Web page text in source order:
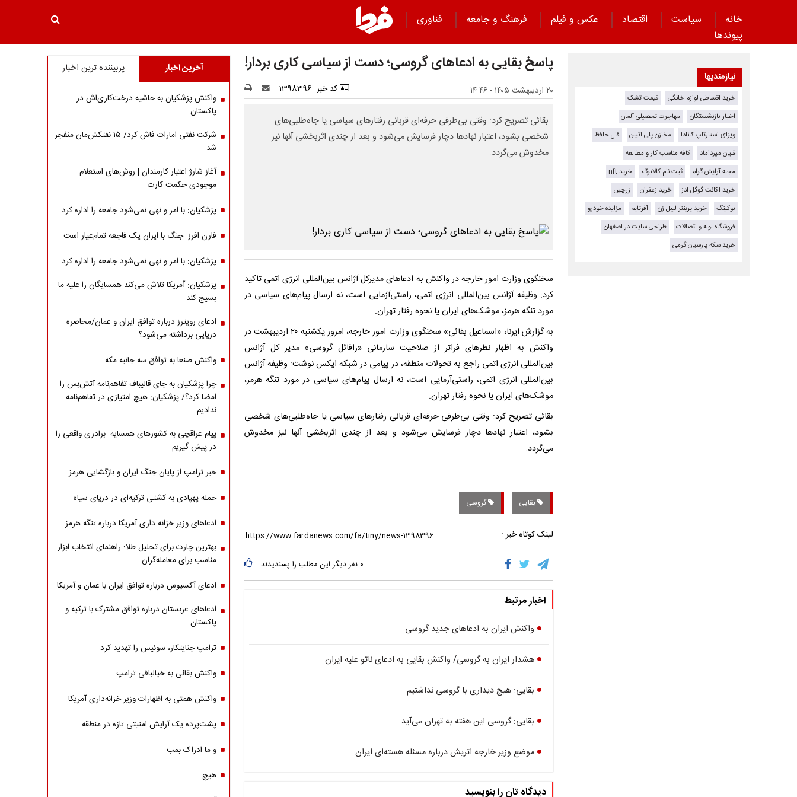
خانه سیاست اقتصاد عکس و فیلم فرهنگ و جامعه
فناوری
پیوند‌ها
پاسخ بقایی به ادعاهای گروسی؛ دست از سیاسی کاری بردار!
۲۰ اردیبهشت ۱۴۰۵ - ۱۴:۴۶ کد خبر: 1398396
بقائی تصریح کرد: وقتی بی‌طرفی حرفه‌ای قربانی رفتارهای سیاسی یا جاه‌طلبی‌های
شخصی بشود، اعتبار نهادها دچار فرسایش می‌شود و بعد از چندی اثربخشی آنها نیز
مخدوش می‌گردد.
سخنگوی وزارت امور خارجه در واکنش به ادعاهای مدیرکل آژانس بین‌المللی انرژی اتمی تاکید
کرد: وظیفه آژانس بین‌المللی انرژی اتمی، راستی‌آزمایی است، نه ارسال پیام‌های سیاسی در
مورد تنگه هرمز، موشک‌های ایران یا نحوه رفتار تهران.
به گزارش ایرنا، «اسماعیل بقائی» سخنگوی وزارت امور خارجه، امروز یکشنبه ۲۰ اردیبهشت در
واکنش به اظهار نظرهای فراتر از صلاحیت سازمانی «رافائل گروسی» مدیر کل آژانس
بین‌المللی انرژی اتمی راجع به تحولات منطقه، در پیامی در شبکه ایکس نوشت: وظیفه آژانس
بین‌المللی انرژی اتمی، راستی‌آزمایی است، نه ارسال پیام‌های سیاسی در مورد تنگه هرمز،
موشک‌های ایران یا نحوه رفتار تهران.
بقائی تصریح کرد: وقتی بی‌طرفی حرفه‌ای قربانی رفتارهای سیاسی یا جاه‌طلبی‌های شخصی
بشود، اعتبار نهادها دچار فرسایش می‌شود و بعد از چندی اثربخشی آنها نیز مخدوش
می‌گردد.
بقایی گروسی
لینک کوتاه خبر :
۰ نفر دیگر این مطلب را پسندیدند
اخبار مرتبط
واکنش ایران به ادعاهای جدید گروسی
هشدار ایران به گروسی/ واکنش بقایی به ادعای ناتو علیه ایران
بقایی: هیچ دیداری با گروسی نداشتیم
بقایی: گروسی این هفته به تهران می‌آید
موضع وزیر خارجه اتریش درباره مسئله هسته‌ای ایران
دیدگاه تان را بنویسید
نیازمندیها
خرید اقساطی لوازم خانگی
قیمت تشک
اخبار بازنشستگان
مهاجرت تحصیلی آلمان
ویزای استارتاپ کانادا
مخازن پلی اتیلن
فال حافظ
قلیان میرداماد
کافه مناسب کار و مطالعه
مجله آرایش گرام
ثبت نام کالابرگ
خرید nft
خرید اکانت گوگل ادز
خرید زعفران
زرچین
بوکینگ
خرید پرینتر لیبل زن آفرتایم
مزایده خودرو
فروشگاه لوله و اتصالات
طراحی سایت در اصفهان
خرید سکه پارسیان گرمی
آخرین اخبار پربیننده ترین اخبار
واکنش پزشکیان به حاشیه درخت‌کاری‌اش در
پاکستان
شرکت نفتی امارات فاش کرد/ ۱۵ نفتکش‌مان منفجر
شد
آغاز شارژ اعتبار کارمندان | روش‌های استعلام
موجودی حکمت کارت
پزشکیان: با امر و نهی نمی‌شود جامعه را اداره کرد
فارن افرز: جنگ با ایران یک فاجعه تمام‌عیار است
پزشکیان: با امر و نهی نمی‌شود جامعه را اداره کرد
پزشکیان: آمریکا تلاش می‌کند همسایگان را علیه ما
بسیج کند
ادعای رویترز درباره توافق ایران و عمان/محاصره
دریایی برداشته می‌شود؟
واکنش صنعا به توافق سه جانبه مکه
چرا پزشکیان به جای قالیباف تفاهم‌نامه آتش‌بس را
امضا کرد؟/ پزشکیان: هیچ امتیازی در تفاهم‌نامه
ندادیم
پیام عراقچی به کشورهای همسایه: برادری واقعی را
در پیش گیریم
خبر ترامپ از پایان جنگ ایران و بازگشایی هرمز
حمله پهپادی به کشتی ترکیه‌ای در دریای سیاه
ادعاهای وزیر خزانه داری آمریکا درباره تنگه هرمز
بهترین چارت برای تحلیل طلا؛ راهنمای انتخاب ابزار
مناسب برای معامله‌گران
ادعای آکسیوس درباره توافق ایران با عمان و آمریکا
ادعاهای عربستان درباره توافق مشترک با ترکیه و
پاکستان
ترامپ جنایتکار، سوئیس را تهدید کرد
واکنش بقائی به خیالبافی ترامپ
واکنش همتی به اظهارات وزیر خزانه‌داری آمریکا
پشت‌پرده یک آرایش امنیتی تازه در منطقه
و ما ادراک بمب
هیچ